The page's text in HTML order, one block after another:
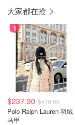
大家都在抢
1
$237.30 $419.00
Polo Ralph Lauren 羽绒
马甲